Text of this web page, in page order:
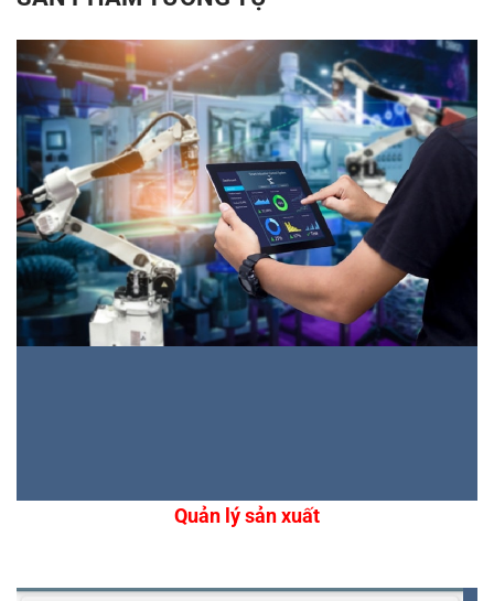
Quản lý sản xuất